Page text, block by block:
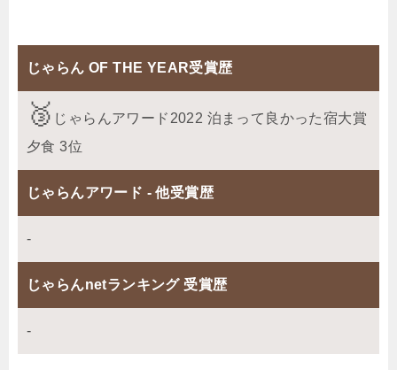
じゃらん OF THE YEAR受賞歴
じゃらんアワード2022 泊まって良かった宿大賞
夕食 3位
じゃらんアワード - 他受賞歴
-
じゃらんnetランキング 受賞歴
-